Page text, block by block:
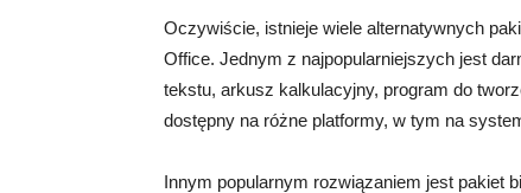
Oczywiście, istnieje wiele alternatywnych
Office. Jednym z najpopularniejszych jest
tekstu, arkusz kalkulacyjny, program do
dostępny na różne platformy, w tym na
Innym popularnym rozwiązaniem jest pakiet